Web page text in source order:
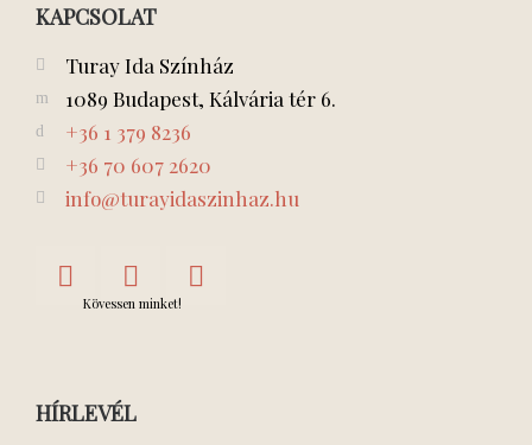
KAPCSOLAT
Turay Ida Színház
1089 Budapest, Kálvária tér 6.
+36 1 379 8236
+36 70 607 2620
info@turayidaszinhaz.hu
Kövessen minket!
HÍRLEVÉL